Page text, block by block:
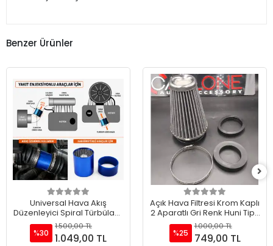
Benzer Ürünler
Universal Hava Akış
Düzenleyici Spiral Türbülans
Aparatı
%30
1.500,00 TL
1.049,00 TL
Açık Hava Filtresi Krom Kaplı
2 Aparatlı Gri Renk Huni Tip-
90mm-73mm-60mm
%25
1.000,00 TL
749,00 TL